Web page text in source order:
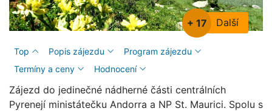
+ 17 Další
Top Popis zájezdu
Program zájezdu
Termíny a ceny
Hodnocení
Zájezd do jedinečné nádherné části centrálních
Pyrenejí ministátečku Andorra a NP St. Maurici. Spolu s